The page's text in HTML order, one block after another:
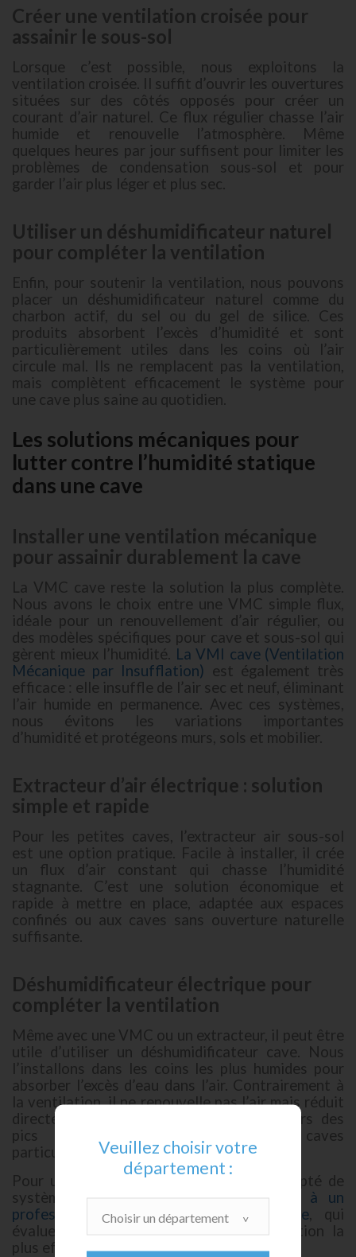
Créer une ventilation croisée pour
assainir le sous-sol
Lorsque c’est possible, nous exploitons la
ventilation croisée. Il suffit d’ouvrir les ouvertures
situées sur des côtés opposés pour créer un
courant d’air naturel. Ce flux régulier chasse l’air
humide et renouvelle l’atmosphère. Même
quelques heures par jour suffisent pour limiter les
problèmes de condensation sous-sol et pour
garder l’air plus léger et plus sec.
Utiliser un déshumidificateur naturel
pour compléter la ventilation
Enfin, pour soutenir la ventilation, nous pouvons
placer un déshumidificateur naturel comme du
charbon actif, du sel ou du gel de silice. Ces
produits absorbent l’excès d’humidité et sont
particulièrement utiles dans les coins où l’air
circule mal. Ils ne remplacent pas la ventilation,
mais complètent efficacement le système pour
une cave plus saine au quotidien.
Les solutions mécaniques pour
lutter contre l’humidité statique
dans une cave
Installer une ventilation mécanique
pour assainir durablement la cave
La VMC cave reste la solution la plus complète.
Nous avons le choix entre une VMC simple flux,
idéale pour un renouvellement d’air régulier, ou
des modèles spécifiques pour cave et sous-sol qui
gèrent mieux l’humidité. La VMI cave (Ventilation
Mécanique par Insufflation) est également très
efficace : elle insuffle de l’air sec et neuf, éliminant
l’air humide en permanence. Avec ces systèmes,
nous évitons les variations importantes
d’humidité et protégeons murs, sols et mobilier.
Extracteur d’air électrique : solution
simple et rapide
Pour les petites caves, l’extracteur air sous-sol
est une option pratique. Facile à installer, il crée
un flux d’air constant qui chasse l’humidité
stagnante. C’est une solution économique et
rapide à mettre en place, adaptée aux espaces
confinés ou aux caves sans ouverture naturelle
suffisante.
Déshumidificateur électrique pour
compléter la ventilation
Même avec une VMC ou un extracteur, il peut être
utile d’utiliser un déshumidificateur cave. Nous
l’installons dans les coins les plus humides pour
absorber l’excès d’eau dans l’air. Contrairement à
la ventilation, il ne renouvelle pas l’air mais réduit
directement l’humidité ambiante. Idéal lors des
pics de condensation ou dans les caves
particulièrement froides.
Pour un diagnostic précis et un choix adapté de
système mécanique,
nous faisons appel à un
professionnel comme Vivrosec Occitanie, qui
évalue l’humidité et recommande la solution la
plus efficace pour chaque cave.
Veuillez choisir votre
département :
Choisir un département